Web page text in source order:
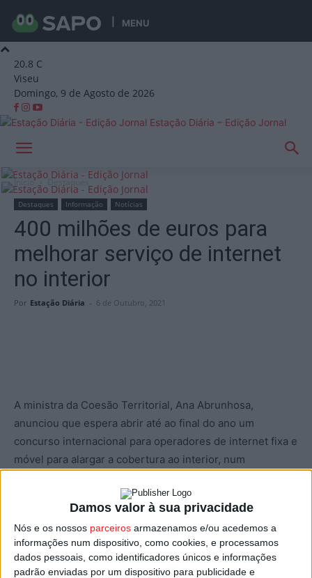
Damos valor à sua privacidade
Nós e os nossos parceiros armazenamos e/ou acedemos a
informações num dispositivo, como cookies, e processamos
dados pessoais, como identificadores únicos e informações
padrão enviadas por um dispositivo para publicidade e
MENU
20.8 C
Viseu
Domingo, 9 de Agosto de 2026
Estação Diária – Edição Jornal
Início Destaques
Destaques Informação Notícias
400 milhões de euros para
melhorar serviço de internet
no interior
Por Estação Diária - 6 de Outubro, 2021
A ministra da Coesão Territorial, Ana Abrunhosa,
anunciou que espera abrir até ao final do ano um
concurso internacional para operadores de internet fixa e
móvel para alargar a cobertura ao interior, num
A ministra acrescentou que está a ser feito um trabalho
com os ministérios das Infraestruturas e Habitação e da
Economia, para definir e identificar todos os territórios
que não têm cobertura de internet.